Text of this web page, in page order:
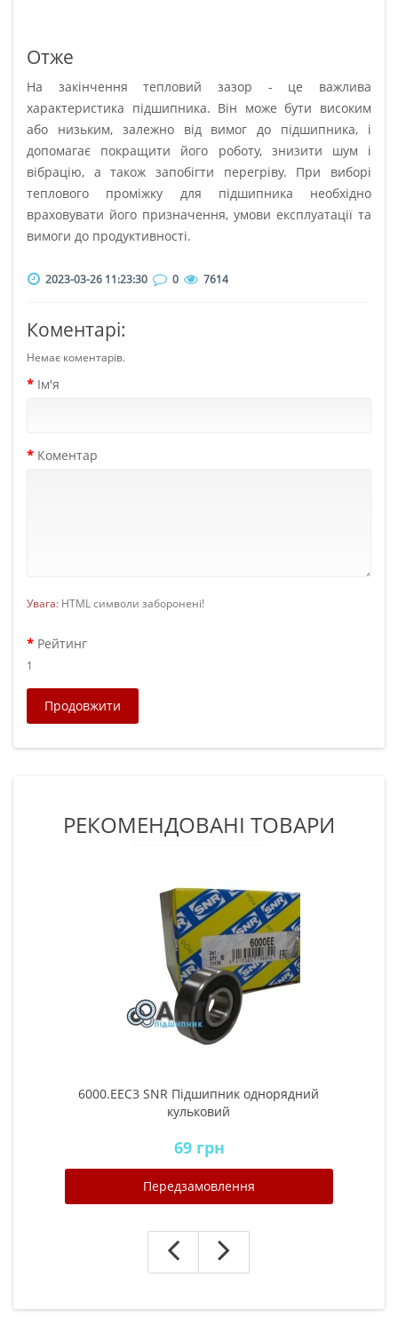
Отже
На закінчення тепловий зазор - це важлива
характеристика підшипника. Він може бути високим
або низьким, залежно від вимог до підшипника, і
допомагає покращити його роботу, знизити шум і
вібрацію, а також запобігти перегріву. При виборі
теплового проміжку для підшипника необхідно
враховувати його призначення, умови експлуатації та
вимоги до продуктивності.
2023-03-26 11:23:30 0 7614
Коментарі:
Немає коментарів.
Ім'я
Коментар
Увага: HTML символи заборонені!
Рейтинг
1
Продовжити
РЕКОМЕНДОВАНІ ТОВАРИ
6000.EEС3 SNR Підшипник однорядний
кульковий
69 грн
Передзамовлення